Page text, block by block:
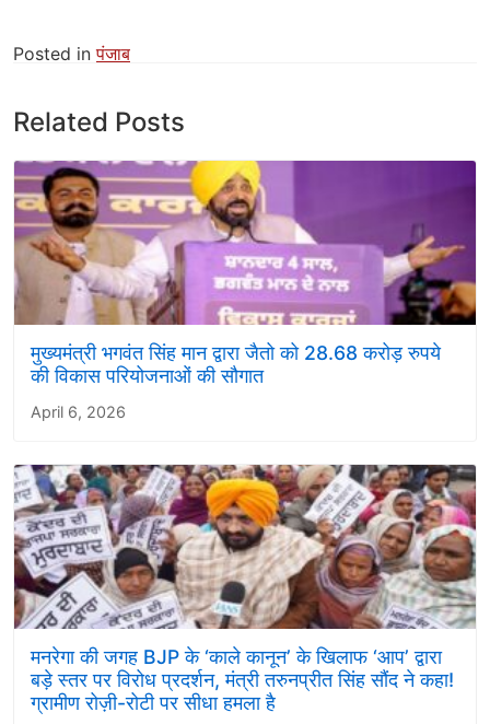
Posted inपंजाब
Related Posts
मुख्यमंत्री भगवंत सिंह मान द्वारा जैतो को 28.68 करोड़ रुपये
की विकास परियोजनाओं की सौगात
April 6, 2026
मनरेगा की जगह BJP के ‘काले कानून’ के खिलाफ ‘आप’ द्वारा
बड़े स्तर पर विरोध प्रदर्शन, मंत्री तरुनप्रीत सिंह सौंद ने कहा!
ग्रामीण रोज़ी-रोटी पर सीधा हमला है